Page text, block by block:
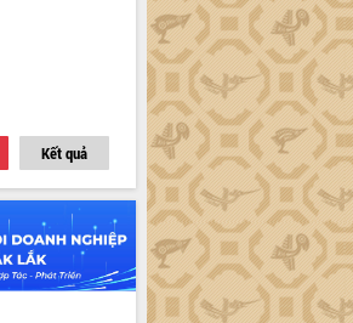
Kết quả